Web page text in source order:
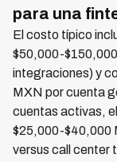
para una
El costo típico
$50,000-
integraciones) y
MXN por cuenta
cuentas activas,
$25,000-$40,000
versus call center